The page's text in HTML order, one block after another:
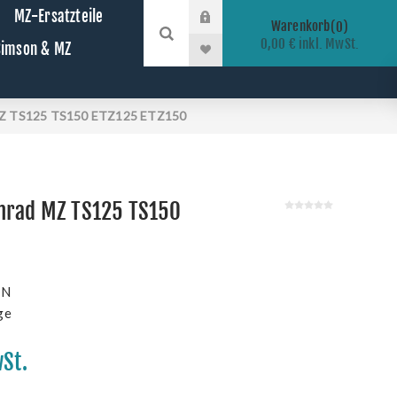
MZ-Ersatzteile
& MZ
Warenkorb 0
0,00 € inkl. MwSt.
TS125 TS150 ETZ125 ETZ150
MZ TS125 TS150